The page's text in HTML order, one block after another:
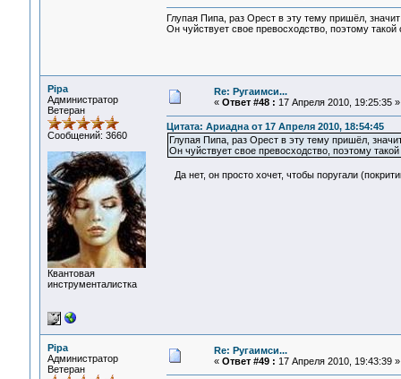
Глупая Пипа, раз Орест в эту тему пришёл,
Он чуйствует свое превосходство, поэтому
Pipa
Администратор
Ветеран
Сообщений: 3660
Квантовая
инструменталистка
Re: Ругаимси...
« Ответ #48 : 17 Апреля 2010, 19:25:35 »
Цитата: Ариадна от 17 Апреля 2010, 18:54:45
Глупая Пипа, раз Орест в эту тему пришёл,
Он чуйствует свое превосходство, поэтому
Да нет, он просто хочет, чтобы поругали
Pipa
Администратор
Ветеран
Re: Ругаимси...
« Ответ #49 : 17 Апреля 2010, 19:43:39 »